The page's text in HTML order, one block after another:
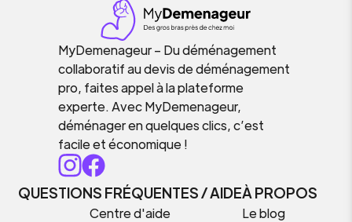
MyDemenageur – Du déménagement
collaboratif au devis de déménagement
pro, faites appel à la plateforme
experte. Avec MyDemenageur,
déménager en quelques clics, c’est
facile et économique !
QUESTIONS FRÉQUENTES / AIDE
Centre d'aide
À PROPOS
Le blog